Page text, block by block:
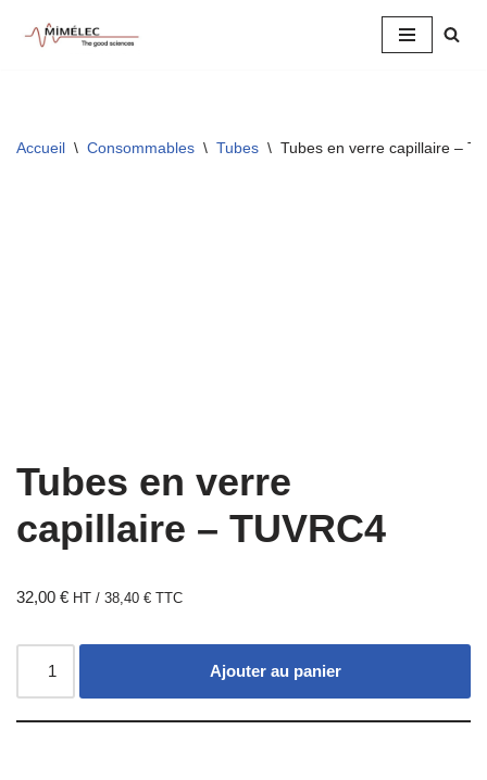
Accueil \ Consommables \ Tubes \ Tubes en verre capillaire –
Tubes en verre
capillaire – TUVRC4
32,00 € HT / 38,40 € TTC
Ajouter au panier